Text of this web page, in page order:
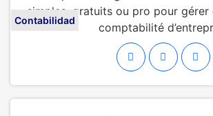
Contabilidad